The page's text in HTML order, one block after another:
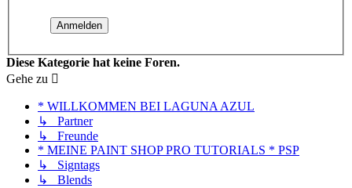
Diese Kategorie hat keine Foren.
Gehe zu
* WILLKOMMEN BEI LAGUNA AZUL
↳ Partner
↳ Freunde
* MEINE PAINT SHOP PRO TUTORIALS * PSP
↳ Signtags
↳ Blends